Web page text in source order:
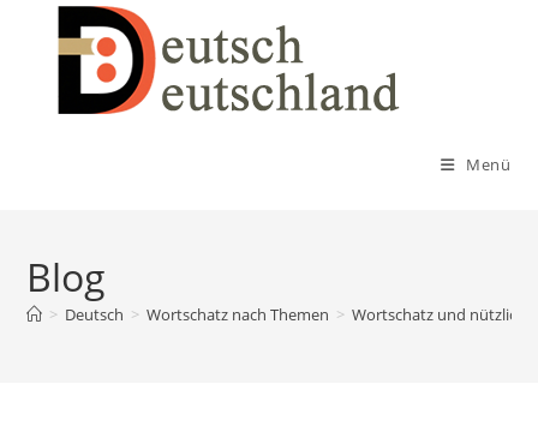
Menü
Blog
> Deutsch > Wortschatz nach Themen > Wortschatz und